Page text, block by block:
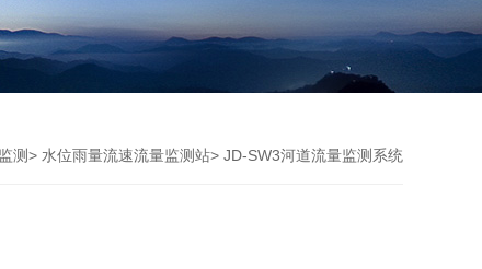
测> 水位雨量流速流量监测站> JD-SW3河道流量监测系统